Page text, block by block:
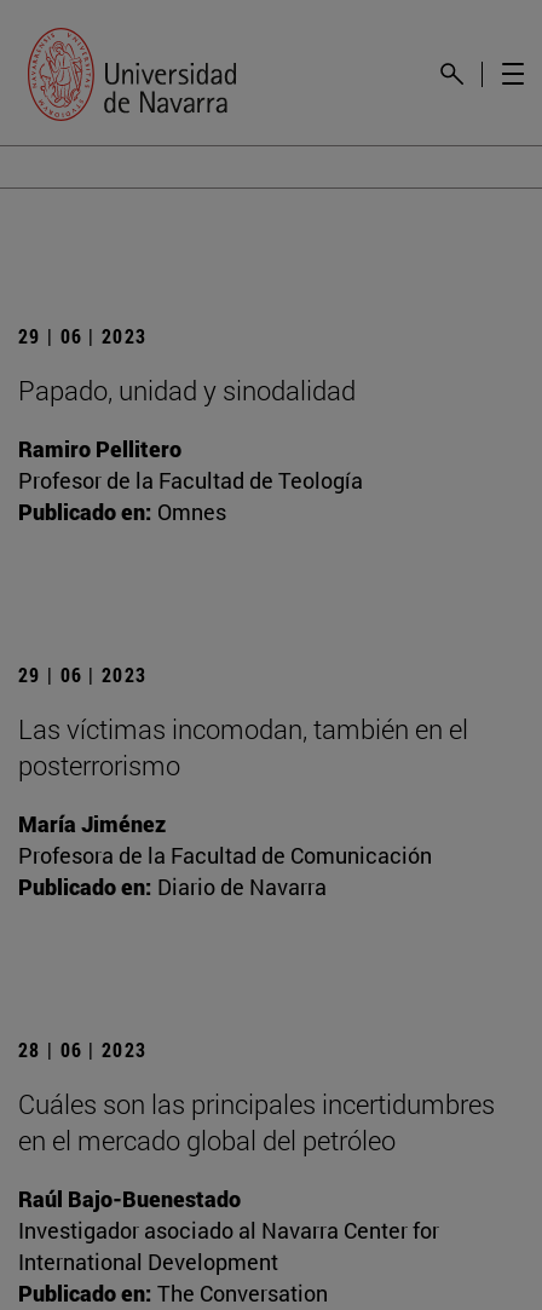
29 | 06 | 2023
Papado, unidad y sinodalidad
Ramiro Pellitero
Profesor de la Facultad de Teología
Publicado en: Omnes
29 | 06 | 2023
Las víctimas incomodan, también en el
posterrorismo
María Jiménez
Profesora de la Facultad de Comunicación
Publicado en: Diario de Navarra
28 | 06 | 2023
Cuáles son las principales incertidumbres
en el mercado global del petróleo
Raúl Bajo-Buenestado
Investigador asociado al Navarra Center for
International Development
Publicado en: The Conversation